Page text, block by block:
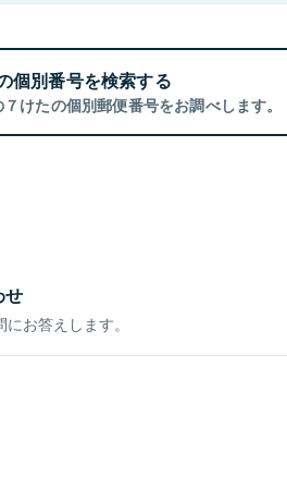
個別番号を検索する
けたの個別郵便番号をお調べします。
せ
お答えします。